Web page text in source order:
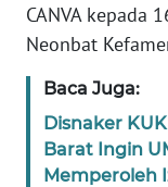
CANVA kepada
Neonbat
Baca Juga:
Disnaker
Barat Ingin
Memperoleh
JAKARTA
WN
JABAR